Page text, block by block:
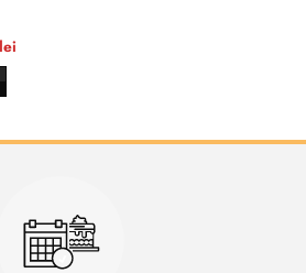
leiPrețul